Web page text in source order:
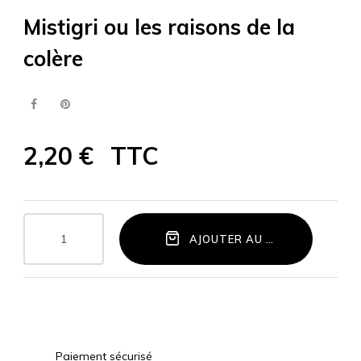
Mistigri ou les raisons de la
colère
2,20 € TTC
AJOUTER AU PANIER
Paiement sécurisé